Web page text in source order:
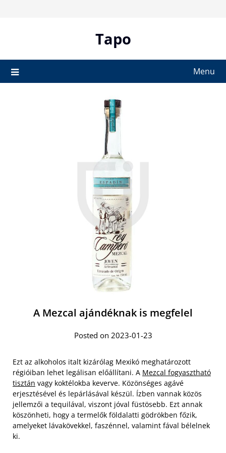
Tapo
Menu
A Mezcal ajándéknak is megfelel
Posted on 2023-01-23
Ezt az alkoholos italt kizárólag Mexikó meghatározott
régióiban lehet legálisan előállítani. A Mezcal fogyasztható
tisztán vagy koktélokba keverve. Közönséges agávé
erjesztésével és lepárlásával készül. Ízben vannak közös
jellemzői a tequilával, viszont jóval füstösebb. Ezt annak
köszönheti, hogy a termelők földalatti gödrökben főzik,
amelyeket lávakövekkel, faszénnel, valamint fával bélelnek
ki.